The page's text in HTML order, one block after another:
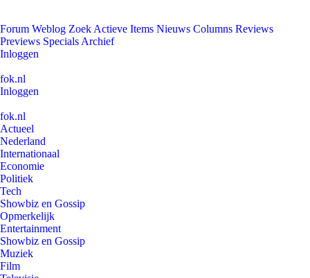
Forum Weblog Zoek Actieve Items Nieuws Columns Reviews
Previews Specials Archief
Inloggen
fok.nl
Inloggen
fok.nl
Actueel
Nederland
Internationaal
Economie
Politiek
Tech
Showbiz en Gossip
Opmerkelijk
Entertainment
Showbiz en Gossip
Muziek
Film